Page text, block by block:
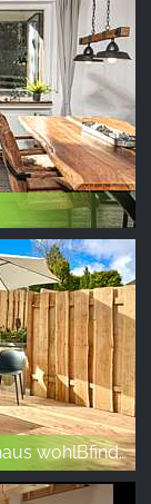
Premium Appartementhaus wohlBfinden